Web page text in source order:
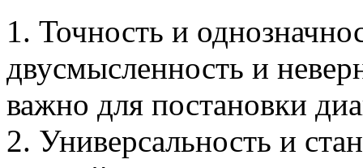
1. Точность и
двусмысленность и
важно для постановки
2. Универсальность и